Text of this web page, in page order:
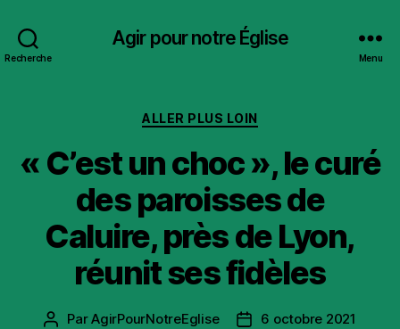
Recherche
Agir pour notre Église
Menu
Catégories
ALLER PLUS LOIN
« C’est un choc », le curé
des paroisses de
Caluire, près de Lyon,
réunit ses fidèles
Auteur
ParAgirPourNotreEglise
Date6 octobre 2021